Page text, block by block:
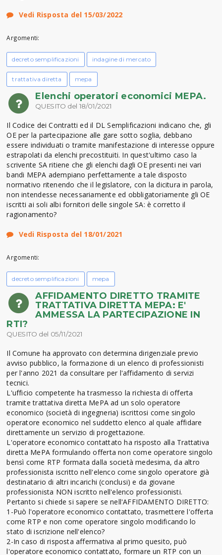
Vedi Risposta del 15/03/2022
Argomenti:
decreto semplificazioni indagine di mercato
trattativa diretta mepa
Elenchi operatori economici MEPA.
QUESITO del 18/01/2021
Il Codice dei Contratti ed il DL Semplificazioni indicano che, gli
OE per la partecipazione alle gare sotto soglia, debbano
essere individuati o tramite manifestazione di interesse oppure
estrapolati da elenchi precostituiti. In quest'ultimo caso la
scrivente SA ritiene che gli elenchi dagli OE presenti nei vari
bandi MEPA adempiano perfettamente a tale disposto
normativo ritenendo che il legislatore, con la dicitura in parola,
non intendesse necessariamente ed obbligatoriamente gli OE
iscritti ai soli albi fornitori delle singole SA: è corretto il
ragionamento?
Vedi Risposta del 18/01/2021
Argomenti:
decreto semplificazioni mepa
AFFIDAMENTO DIRETTO TRAMITE
TRATTATIVA DIRETTA MEPA: E'
AMMESSA LA PARTECIPAZIONE IN
RTI?
QUESITO del 05/11/2021
Il Comune ha approvato con determina dirigenziale previo
avviso pubblico, la formazione di un elenco di professionisti
per l'anno 2021 da consultare per l'affidamento di servizi
tecnici.
L'ufficio competente ha trasmesso la richiesta di offerta
tramite trattativa diretta MePA ad un solo operatore
economico (società di ingegneria) iscrittosi come singolo
operatore economico nel suddetto elenco al quale affidare
direttamente un servizio di progettazione.
L'operatore economico contattato ha risposto alla Trattativa
diretta MePA formulando offerta non come operatore singolo
bensì come RTP formata dalla società medesima, da altro
professionista iscritto nell'elenco come singolo operatore già
destinatario di altri incarichi (conclusi) e da giovane
professionista NON iscritto nell'elenco professionisti.
Pertanto si chiede si sapere se nell'AFFIDAMENTO DIRETTO:
1-Può l'operatore economico contattato, trasmettere l'offerta
come RTP e non come operatore singolo modificando lo
stato di iscrizione nell'elenco?
2-In caso di risposta affermativa al primo quesito, può
l'operatore economico contattato, formare un RTP con un